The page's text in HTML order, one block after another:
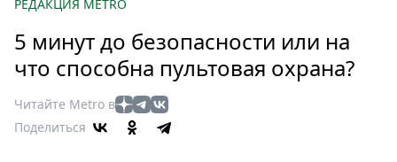
Мир
Здоровье
Еда
Туризм
РЕДАКЦИЯ METRO
5 минут до безопасности или на
что способна пультовая охрана?
Читайте Metro в
Поделиться